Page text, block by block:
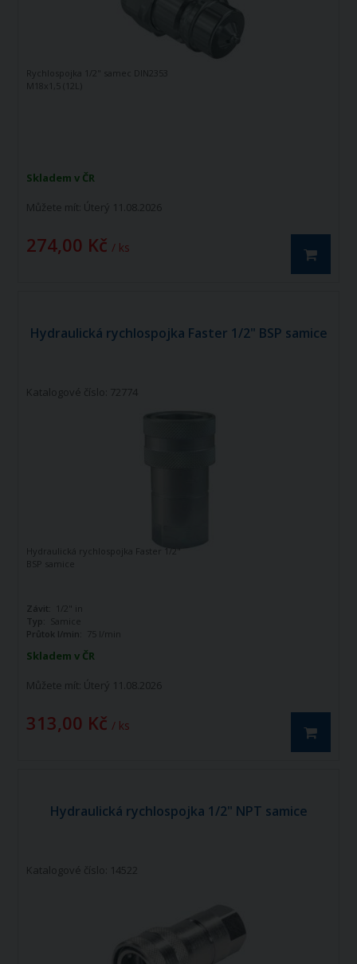
Skladem v ČR
Můžete mít: Úterý 11.08.2026
274,00 Kč / ks
Rychlospojka 1/2" samec DIN2353
M18x1,5 (12L)
Hydraulická rychlospojka Faster 1/2" BSP samice
Katalogové číslo: 72774
Skladem v ČR
Můžete mít: Úterý 11.08.2026
313,00 Kč / ks
Hydraulická rychlospojka Faster 1/2"
BSP samice
Závit:
1/2" in
Typ:
Samice
Průtok l/min:
75 l/min
Hydraulická rychlospojka 1/2" NPT samice
Katalogové číslo: 14522